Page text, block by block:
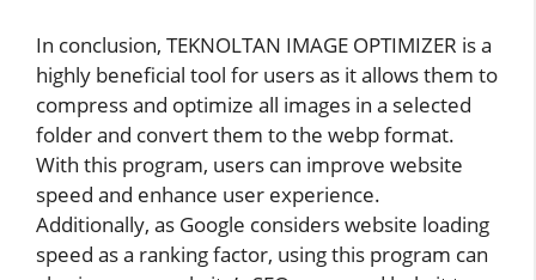
In conclusion, TEKNOLTAN IMAGE OPTIMIZER is a
highly beneficial tool for users as it allows them to
compress and optimize all images in a selected
folder and convert them to the webp format.
With this program, users can improve website
speed and enhance user experience.
Additionally, as Google considers website loading
speed as a ranking factor, using this program can